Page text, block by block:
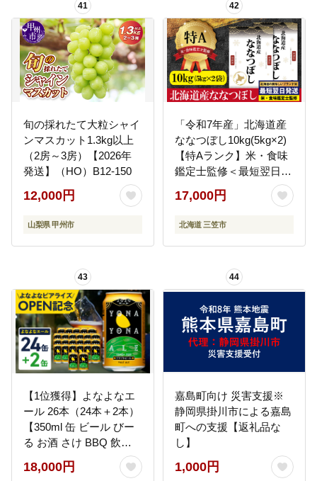
41
旬の採れたて大粒シャイ
ンマスカット1.3kg以上
（2房～3房）【2026年
発送】（HO）B12-150
12,000円
山梨県 甲州市
42
「令和7年産」北海道産
ななつぼし10kg(5kg×2)
【特Aランク】米・食味
鑑定士監修＜最短翌日発
送＞【1606018】
17,000円
北海道 三笠市
43
【1位獲得】よなよなエ
ール 26本（24本＋2本）
【350ml 缶 ビール びー
る お酒 さけ BBQ 飲み
比べ 晩酌 高評価 家計応
援 特別規格 ヤッホーブ
18,000円
44
嘉島町向け 災害支援※
静岡県掛川市による嘉島
町への支援【返礼品な
し】
1,000円